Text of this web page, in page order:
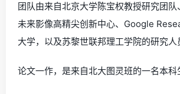
团队由来自北京大学陈宝权教授研究团
未来影像高精尖创新中心、Google
大学，以及苏黎世联邦理工学院的研究人
论文一作，是来自北大图灵班的一名本